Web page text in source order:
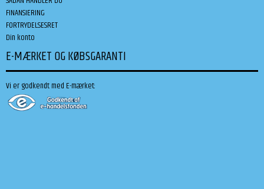
FINANSIERING
FORTRYDELSESRET
Din konto
E-MÆRKET OG KØBSGARANTI
Vi er godkendt med E-mærket: